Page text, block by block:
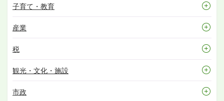
子育て・教育
産業
税
観光・文化・施設
市政